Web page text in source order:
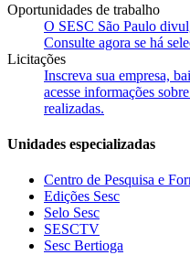
Oportunidades de trabalho
O SESC São Paulo
Consulte agora se há
Licitações
Inscreva sua empresa,
acesse informações
realizadas.
Unidades especializadas
Centro de Pesquisa e
Edições Sesc
Selo Sesc
SESCTV
Sesc Bertioga